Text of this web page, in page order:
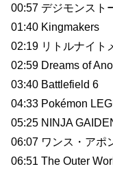
00:57 デジモンスト
01:40 Kingmakers
02:19 リトルナイト
02:59 Dreams of
03:40 Battlefield 6
04:33 Pokémon
05:25 NINJA
06:07 ワンス・アポ
06:51 The Outer